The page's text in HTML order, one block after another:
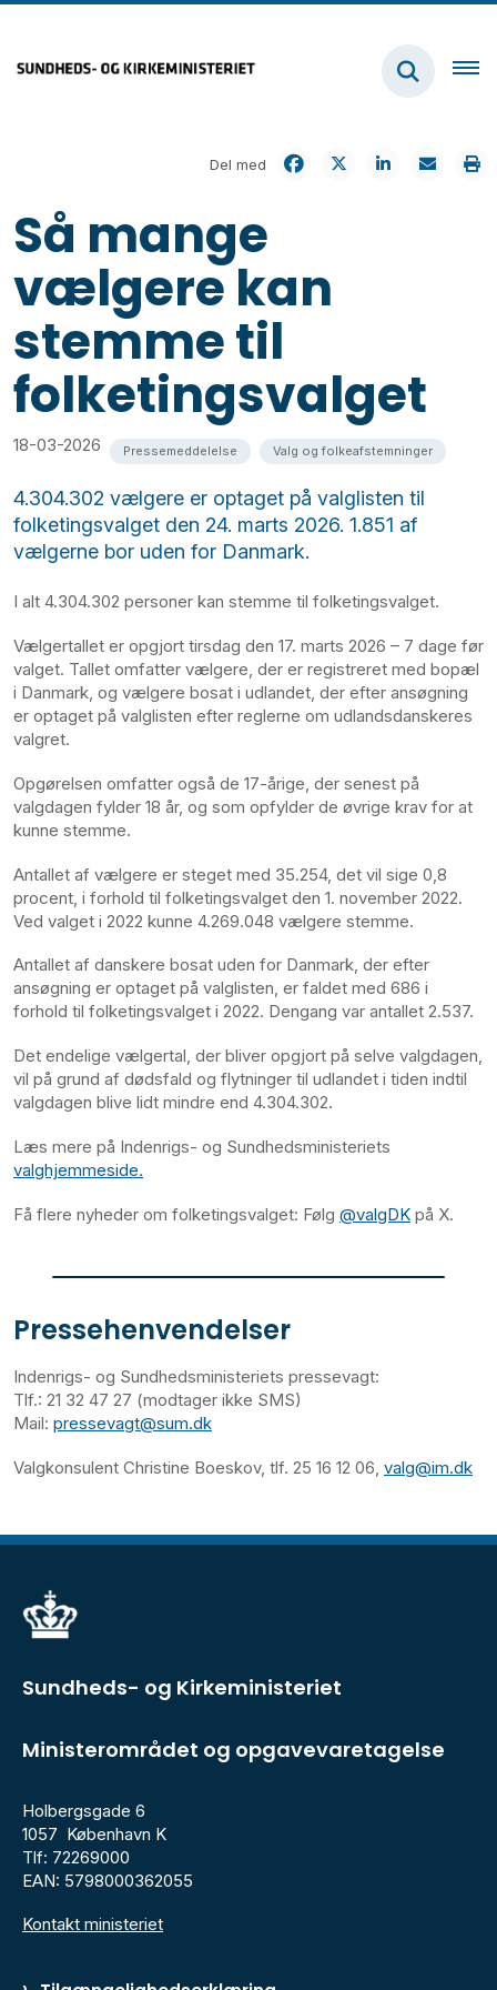
Del med
Så mange
vælgere kan
stemme til
folketingsvalget
18-03-2026 Pressemeddelelse Valg og folkeafstemninger
4.304.302 vælgere er optaget på valglisten til
folketingsvalget den 24. marts 2026. 1.851 af
vælgerne bor uden for Danmark.
I alt 4.304.302 personer kan stemme til folketingsvalget.
Vælgertallet er opgjort tirsdag den 17. marts 2026 – 7 dage før
valget. Tallet omfatter vælgere, der er registreret med bopæl
i Danmark, og vælgere bosat i udlandet, der efter ansøgning
er optaget på valglisten efter reglerne om udlandsdanskeres
valgret.
Opgørelsen omfatter også de 17-årige, der senest på
valgdagen fylder 18 år, og som opfylder de øvrige krav for at
kunne stemme.
Antallet af vælgere er steget med 35.254, det vil sige 0,8
procent, i forhold til folketingsvalget den 1. november 2022.
Ved valget i 2022 kunne 4.269.048 vælgere stemme.
Antallet af danskere bosat uden for Danmark, der efter
ansøgning er optaget på valglisten, er faldet med 686 i
forhold til folketingsvalget i 2022. Dengang var antallet 2.537.
Det endelige vælgertal, der bliver opgjort på selve valgdagen,
vil på grund af dødsfald og flytninger til udlandet i tiden indtil
valgdagen blive lidt mindre end 4.304.302.
Læs mere på Indenrigs- og Sundhedsministeriets
valghjemmeside.
Få flere nyheder om folketingsvalget: Følg @valgDK på X.
Pressehenvendelser
Indenrigs- og Sundhedsministeriets pressevagt:
Tlf.: 21 32 47 27 (modtager ikke SMS)
Mail: pressevagt@sum.dk
Valgkonsulent Christine Boeskov, tlf. 25 16 12 06, valg@im.dk
Sundheds- og Kirkeministeriet
Ministerområdet og opgavevaretagelse
Holbergsgade 6
1057 København K
Tlf: 72269000
EAN: 5798000362055
Kontakt ministeriet